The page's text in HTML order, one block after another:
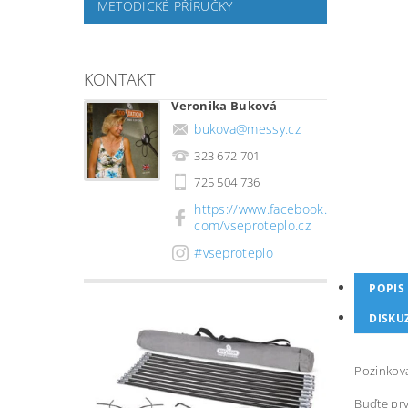
METODICKÉ PŘÍRUČKY
KONTAKT
Veronika Buková
bukova@messy.cz
323 672 701
725 504 736
https://www.facebook.
com/vseproteplo.cz
#vseproteplo
POPIS
Buďte